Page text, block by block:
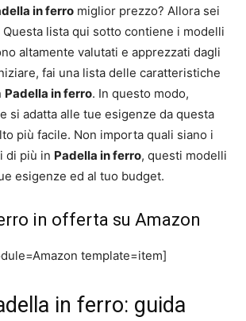
in ferro miglior prezzo? Allora sei
lista qui sotto contiene i modelli
altamente valutati e apprezzati dagli
fai una lista delle caratteristiche
Padella in ferro. In questo modo,
si adatta alle tue esigenze da questa
più facile. Non importa quali siano i
di più in Padella in ferro, questi modelli
esigenze ed al tuo budget.
in offerta su Amazon
template=item]
in ferro: guida